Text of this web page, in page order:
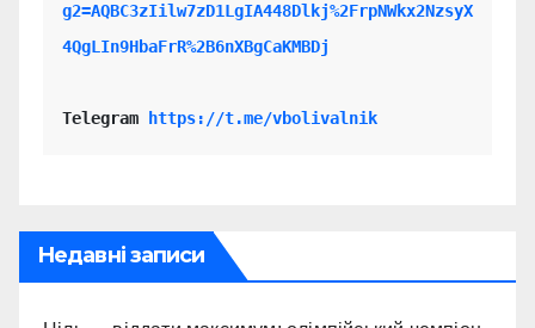
g2=AQBC3zIilw7zD1LgIA448Dlkj%2FrpNWkx2NzsyX
4QgLIn9HbaFrR%2B6nXBgCaKMBDj
Telegram https://t.me/vbolivalnik
Недавні записи